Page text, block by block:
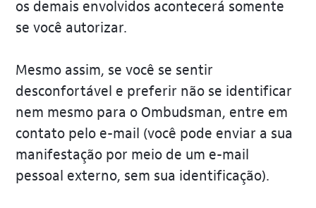
os demais envolvidos acontecerá somente
se você autorizar.
Mesmo assim, se você se sentir
desconfortável e preferir não se identificar
nem mesmo para o Ombudsman, entre em
contato pelo e-mail (você pode enviar a sua
manifestação por meio de um e-mail
pessoal externo, sem sua identificação).